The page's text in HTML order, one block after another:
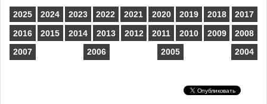
2025 2024 2023 2022 2021 2020 2019 2018
2017
2016
2015 2014 2013 2012 2011 2010 2009
2008
2007
2006 2005 2004